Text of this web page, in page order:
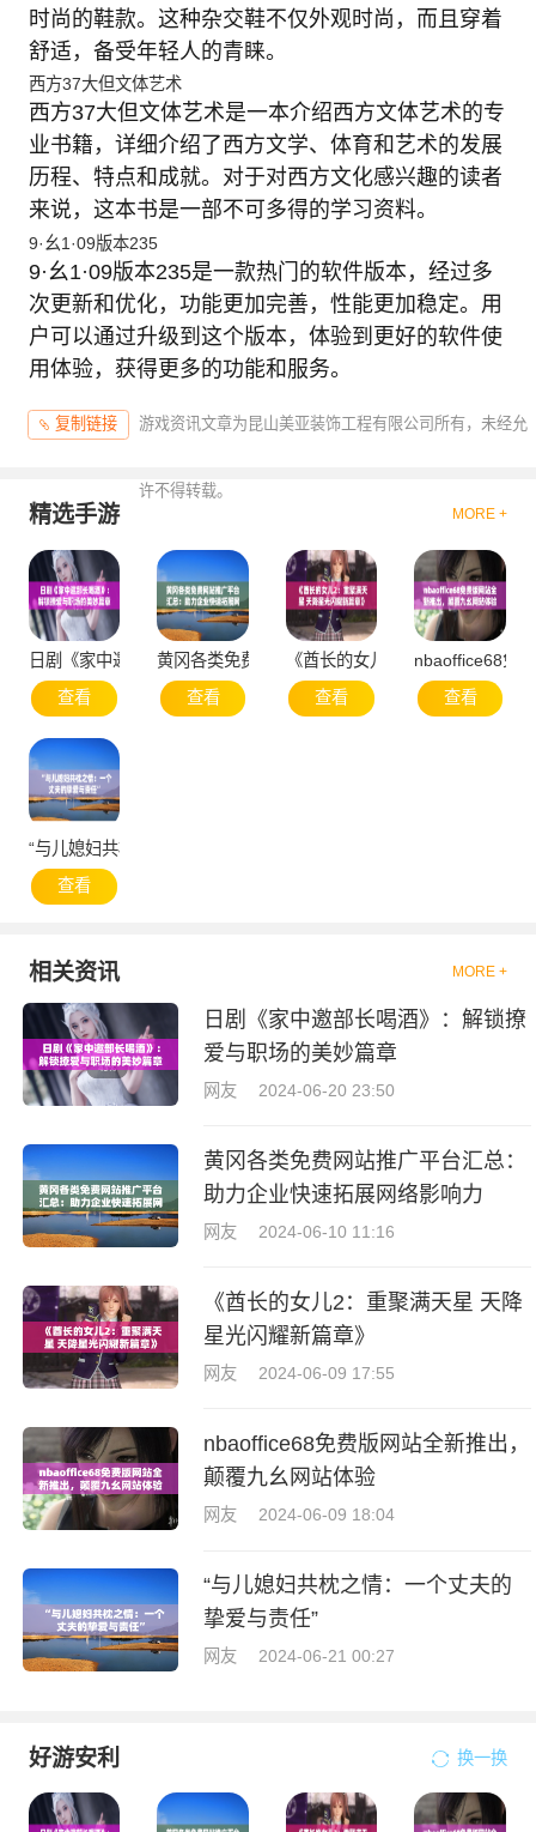
时尚的鞋款。这种杂交鞋不仅外观时尚，而且穿着
舒适，备受年轻人的青睐。
西方37大但文体艺术
西方37大但文体艺术是一本介绍西方文体艺术的专
业书籍，详细介绍了西方文学、体育和艺术的发展
历程、特点和成就。对于对西方文化感兴趣的读者
来说，这本书是一部不可多得的学习资料。
9·幺1·09版本235
9·幺1·09版本235是一款热门的软件版本，经过多
次更新和优化，功能更加完善，性能更加稳定。用
户可以通过升级到这个版本，体验到更好的软件使
用体验，获得更多的功能和服务。
复制链接 游戏资讯文章为昆山美亚装饰工程有限公司所有，未经允
许不得转载。
精选手游 MORE +
日剧《家中邀部长喝酒》：解锁撩爱与职场的美妙篇章
查看
黄冈各类免费网站推广平台汇总：助力企业快速拓
查看
《酋长的女儿2：重聚满天星 天
查看
nbaoffice68免
查看
“与儿媳妇共枕之情：一个丈夫的挚爱与责任”
查看
相关资讯 MORE +
日剧《家中邀部长喝酒》：解锁撩
爱与职场的美妙篇章
网友 2024-06-20 23:50
黄冈各类免费网站推广平台汇总：
助力企业快速拓展网络影响力
网友 2024-06-10 11:16
《酋长的女儿2：重聚满天星 天降
星光闪耀新篇章》
网友 2024-06-09 17:55
nbaoffice68免费版网站全新推出，
颠覆九幺网站体验
网友 2024-06-09 18:04
“与儿媳妇共枕之情：一个丈夫的
挚爱与责任”
网友 2024-06-21 00:27
好游安利 换一换